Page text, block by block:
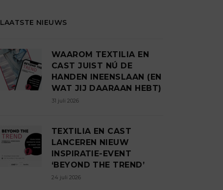
LAATSTE NIEUWS
WAAROM TEXTILIA EN
CAST JUIST NÚ DE
HANDEN INEENSLAAN (EN
WAT JIJ DAARAAN HEBT)
31 juli 2026
TEXTILIA EN CAST
LANCEREN NIEUW
INSPIRATIE-EVENT
‘BEYOND THE TREND’
24 juli 2026